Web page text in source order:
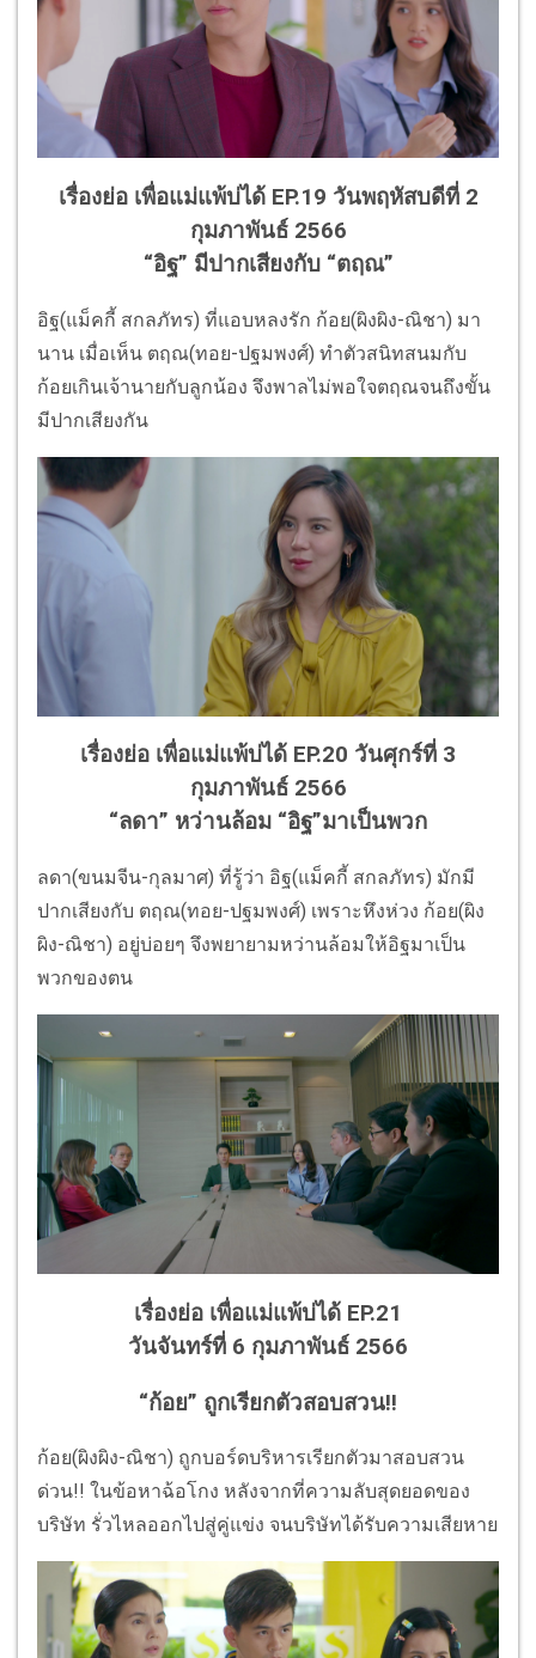
เรื่องย่อ เพื่อแม่แพ้บ่ได้ EP.19 วันพฤหัสบดีที่ 2
กุมภาพันธ์ 2566
“อิฐ” มีปากเสียงกับ “ตฤณ”
อิฐ(แม็คกี้ สกลภัทร) ที่แอบหลงรัก ก้อย(ผิงผิง-ณิชา) มา
นาน เมื่อเห็น ตฤณ(ทอย-ปฐมพงศ์) ทำตัวสนิทสนมกับ
ก้อยเกินเจ้านายกับลูกน้อง จึงพาลไม่พอใจตฤณจนถึงขั้น
มีปากเสียงกัน
เรื่องย่อ เพื่อแม่แพ้บ่ได้ EP.20 วันศุกร์ที่ 3
กุมภาพันธ์ 2566
“ลดา” หว่านล้อม “อิฐ”มาเป็นพวก
ลดา(ขนมจีน-กุลมาศ) ที่รู้ว่า อิฐ(แม็คกี้ สกลภัทร) มักมี
ปากเสียงกับ ตฤณ(ทอย-ปฐมพงศ์) เพราะหึงห่วง ก้อย(ผิง
ผิง-ณิชา) อยู่บ่อยๆ จึงพยายามหว่านล้อมให้อิฐมาเป็น
พวกของตน
เรื่องย่อ เพื่อแม่แพ้บ่ได้ EP.21
วันจันทร์ที่ 6 กุมภาพันธ์ 2566
“ก้อย” ถูกเรียกตัวสอบสวน!!
ก้อย(ผิงผิง-ณิชา) ถูกบอร์ดบริหารเรียกตัวมาสอบสวน
ด่วน!! ในข้อหาฉ้อโกง หลังจากที่ความลับสุดยอดของ
บริษัท รั่วไหลออกไปสู่คู่แข่ง จนบริษัทได้รับความเสียหาย